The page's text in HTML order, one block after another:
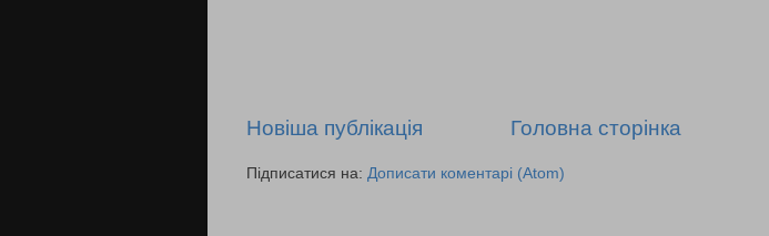
Новіша публікація Головна сторінка
Підписатися на: Дописати коментарі (Atom)